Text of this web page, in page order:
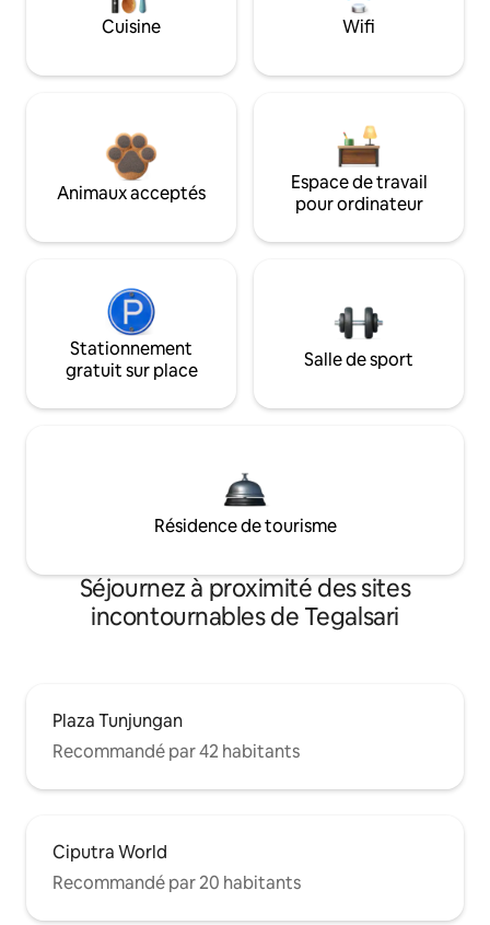
Cuisine Wifi
Animaux acceptés
Espace de travail
pour ordinateur
Stationnement
gratuit sur place
Salle de sport
Résidence de tourisme
Séjournez à proximité des sites
incontournables de Tegalsari
Plaza Tunjungan
Recommandé par 42 habitants
Ciputra World
Recommandé par 20 habitants